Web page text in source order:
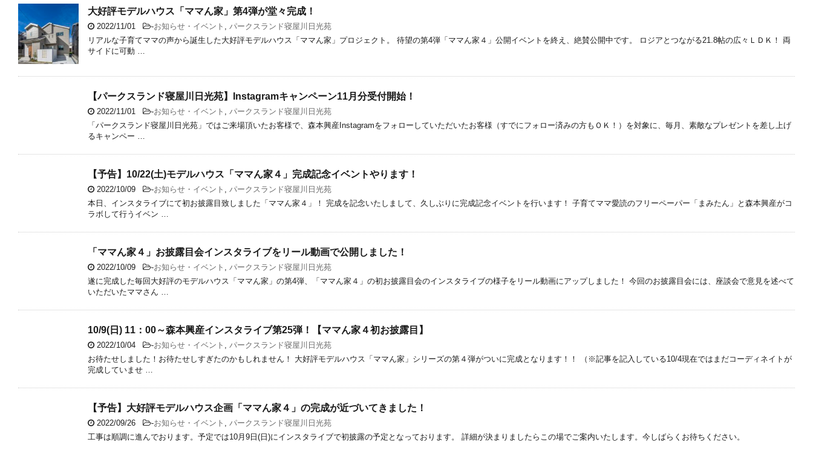
大好評モデルハウス「ママん家」第4弾が堂々完成！
2022/11/01 -お知らせ・イベント
パークスランド寝屋川日光苑
リアルな子育てママの声から誕生した大好評モデルハウス「ママん家」プロジェクト。 待望の第4弾「ママん家４」公開イベントを終え、絶賛公開中です。 ロジアとつながる21.8帖の広々ＬＤＫ！ 両
サイドに可動 …
【パークスランド寝屋川日光苑】Instagramキャンペーン11月分受付開始！
2022/11/01 -お知らせ・イベント
パークスランド寝屋川日光苑
「パークスランド寝屋川日光苑」ではご来場頂いたお客様で、森本興産Instagramをフォローしていただいたお客様（すでにフォロー済みの方もＯＫ！）を対象に、毎月、素敵なプレゼントを差し上げ
るキャンペー …
【予告】10/22(土)モデルハウス「ママん家４」完成記念イベントやります！
2022/10/09 -お知らせ・イベント
パークスランド寝屋川日光苑
本日、インスタライブにて初お披露目致しました「ママん家４」！ 完成を記念いたしまして、久しぶりに完成記念イベントを行います！ 子育てママ愛読のフリーペーパー「まみたん」と森本興産がコ
ラボして行うイベン …
「ママん家４」お披露目会インスタライブをリール動画で公開しました！
2022/10/09 -お知らせ・イベント
パークスランド寝屋川日光苑
遂に完成した毎回大好評のモデルハウス「ママん家」の第4弾、「ママん家４」の初お披露目会のインスタライブの様子をリール動画にアップしました！ 今回のお披露目会には、座談会で意見を述べて
いただいたママさん …
10/9(日) 11：00～森本興産インスタライブ第25弾！【ママん家４初お披露目】
2022/10/04 -お知らせ・イベント
パークスランド寝屋川日光苑
お待たせしました！お待たせしすぎたのかもしれません！ 大好評モデルハウス「ママん家」シリーズの第４弾がついに完成となります！！ （※記事を記入している10/4現在ではまだコーディネイトが
完成していませ …
【予告】大好評モデルハウス企画「ママん家４」の完成が近づいてきました！
2022/09/26 -お知らせ・イベント
パークスランド寝屋川日光苑
工事は順調に進んでおります。予定では10月9日(日)にインスタライブで初披露の予定となっております。 詳細が決まりましたらこの場でご案内いたします。今しばらくお待ちください。